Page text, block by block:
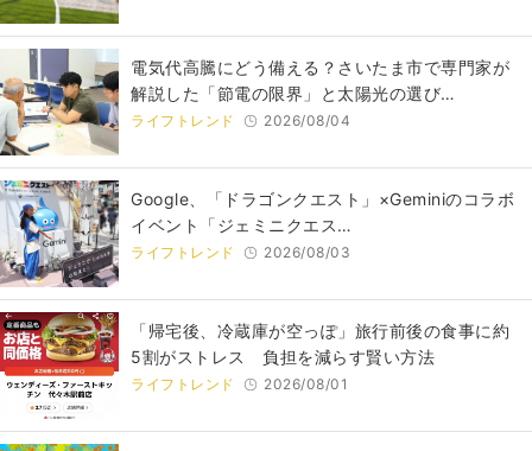
電気代高騰にどう備える？さいたま市で専門家が
解説した「節電の限界」と太陽光の選び…
ライフトレンド 2026/08/04
Google、「ドラゴンクエスト」×Geminiのコラボ
イベント「ジェミニクエス…
ライフトレンド 2026/08/03
「帰宅後、冷蔵庫が空っぽ」旅行前後の食事に約
5割がストレス 負担を減らす賢い方法
ライフトレンド 2026/08/01